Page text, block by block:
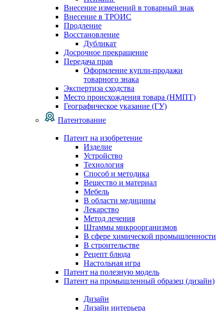
Внесение изменений в товарный знак
Внесение в ТРОИС
Продление
Восстановление
Дубликат
Досрочное прекращение
Передача прав
Оформление купли-продажи
товарного знака
Экспертиза сходства
Место происхождения товара (НМПТ)
Географическое указание (ГУ)
Патентование
Патент на изобретение
Изделие
Устройство
Технология
Способ и методика
Вещество и материал
Мебель
В области медицины
Лекарство
Метод лечения
Штаммы микроорганизмов
В сфере химической промышленности
В строительстве
Рецепт блюда
Настольная игра
Патент на полезную модель
Патент на промышленный образец (дизайн)
Дизайн
Дизайн интерьера